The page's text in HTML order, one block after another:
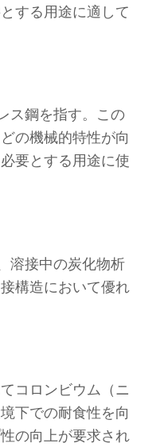
する用途に適して
ス鋼を指す。この
の機械的特性が向
要とする用途に使
溶接中の炭化物析
構造において優れ
コロンビウム（ニ
下での耐食性を向
の向上が要求され